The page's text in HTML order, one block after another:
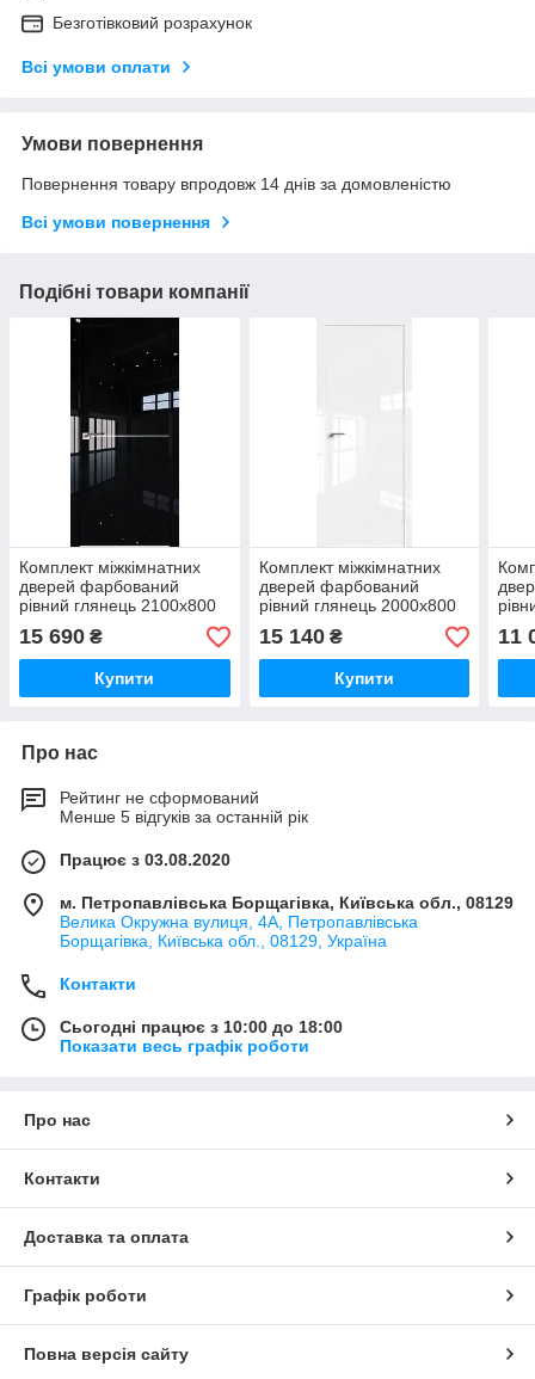
Безготівковий розрахунок
Всі умови оплати
Умови повернення
Повернення товару впродовж 14 днів за домовленістю
Всі умови повернення
Подібні товари компанії
Комплект міжкімнатних
дверей фарбований
рівний глянець 2100х800
15 690 ₴
Купити
Комплект міжкімнатних
дверей фарбований
рівний глянець 2000х800
15 140₴
Купити
11
Про нас
Рейтинг не сформований
Менше 5 відгуків за останній рік
Працює з 03.08.2020
м. Петропавлівська Борщагівка, Київська обл., 08129
Велика Окружна вулиця, 4А, Петропавлівська
Борщагівка, Київська обл., 08129, Україна
Контакти
Сьогодні працює з 10:00 до 18:00
Показати весь графік роботи
Про нас
Контакти
Доставка та оплата
Графік роботи
Повна версія сайту